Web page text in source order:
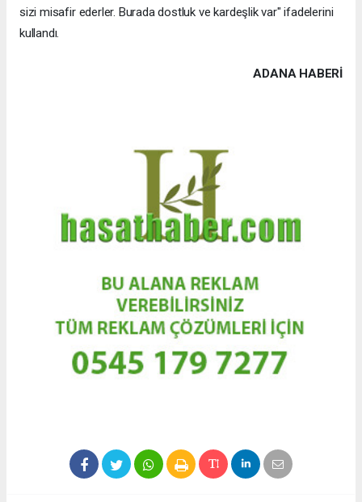
sizi misafir ederler. Burada dostluk ve kardeşlik var" ifadelerini
kullandı.
ADANA HABERİ